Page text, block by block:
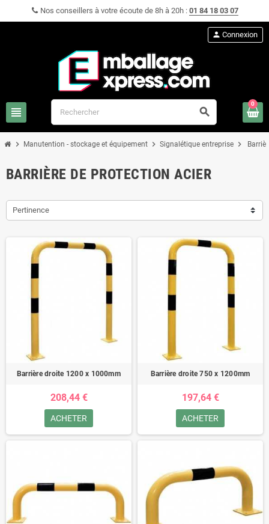
Nos conseillers à votre écoute de 8h à 20h : 01 84 18 03 07
view_headline search
person Connexion
0
chevron_right Manutention - stockage et équipement chevron_right Signalétique entreprise chevron_right
BARRIÈRE DE PROTECTION ACIER
Pertinence
Barrière droite 1200 x 1000mm
208,44 €
ACHETER
Barrière droite 750 x 1200mm
197,64 €
ACHETER